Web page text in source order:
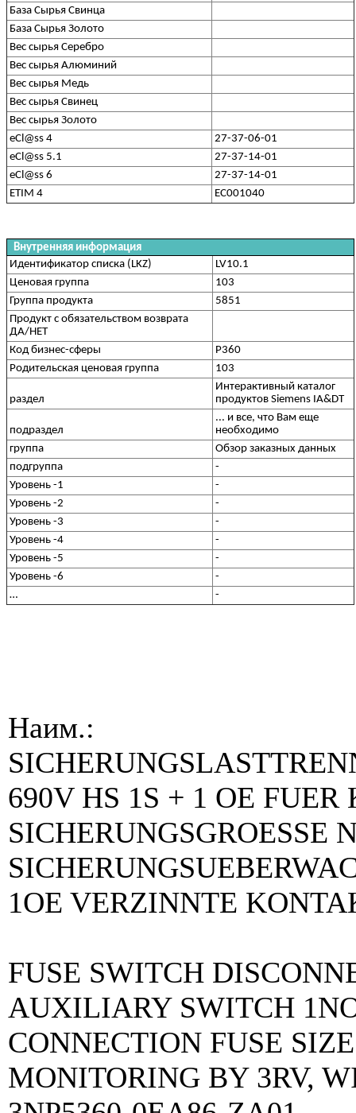
База Сырья Свинца
База Сырья Золото
Вес сырья Серебро
Вес сырья Алюминий
Вес сырья Медь
Вес сырья Свинец
Вес сырья Золото
eCl@ss 4
27-37-06-01
eCl@ss 5.1
27-37-14-01
eCl@ss 6
27-37-14-01
ETIM 4
EC001040
Внутренняя информация
Идентификатор списка (LKZ)
LV10.1
Ценовая группа
103
Группа продукта
5851
Продукт с обязательством возврата
ДА/НЕТ
Код бизнес-сферы
P360
Родительская ценовая группа
103
раздел
Интерактивный каталог
продуктов Siemens IA&DT
подраздел
... и все, что Вам еще
необходимо
группа
Обзор заказных данных
подгруппа
-
Уровень -1
-
Уровень -2
-
Уровень -3
-
Уровень -4
-
Уровень -5
-
Уровень -6
-
…
-
Наим.:
690V HS 1S + 1 OE
SICHERUNGSGROESSE
1OE VERZINNTE
FUSE SWITCH
AUXILIARY SWITCH
CONNECTION FUSE
MONITORING BY 3RV,